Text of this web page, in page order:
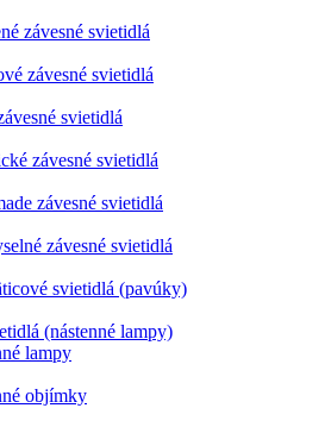
závesné svietidlá
závesné svietidlá
svietidlá
závesné svietidlá
závesné svietidlá
závesné svietidlá
svietidlá (pavúky)
(nástenné lampy)
lampy
objímky